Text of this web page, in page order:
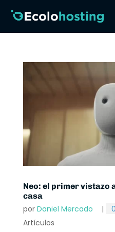
Neo: el primer vistazo
casa
por Daniel Mercado |
Artículos